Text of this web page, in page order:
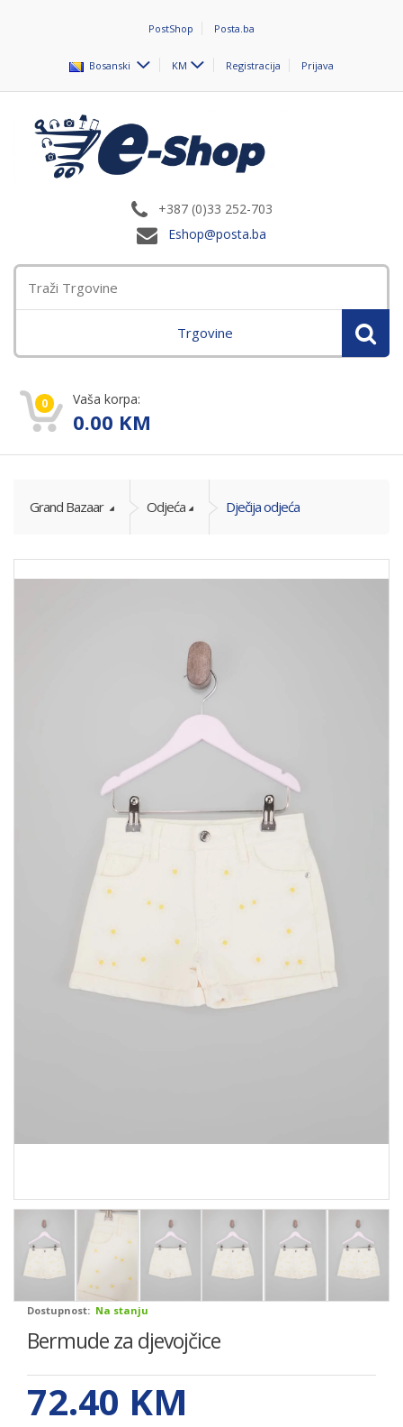
PostShop Posta.ba
Bosanski KM Registracija Prijava
+387 (0)33 252-703
Eshop@posta.ba
Trgovine
0 Vaša korpa:
0.00 KM
Grand Bazaar Odjeća Dječija odjeća
Dostupnost: Na stanju
Bermude za djevojčice
72.40 KM